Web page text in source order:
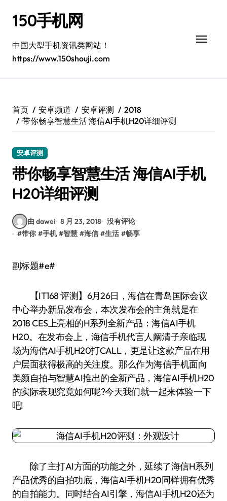
150手机网
中国大型手机资讯类网站！
https://www.150shouji.com
首页 安卓频道 安卓评测
2018
带你畅享智慧生活 海信AI手机H20详细评测
安卓评测
带你畅享智慧生活 海信AI手机
H20详细评测
由 dawei 8 月 23, 2018 没有评论
#带你 #手机 #智慧 #海信 #生活 #畅享
副标题#e#
【IT168 评测】6月26日，海信在青岛国际会议
中心举办新品发布会，本次发布会的主角就是在
2018 CES上亮相的H系列全新产品：海信AI手机
H20。在发布会上，海信手机代言人阚清子亲临现
场为海信AI手机H20打CALL，更是让这款产品在用
户层面获得极高的关注度。那么作为海信手机面向
美颜自拍与智慧AI推出的全新产品，海信AI手机H20
的实际表现究竟如何呢?今天我们就一起来体验一下
吧!
除了主打AI方面的功能之外，延续了海信H系列
产品优秀的自拍功底，海信AI手机H20同样拥有优秀
的自拍能力。同时结合AI引擎，海信AI手机H20还为